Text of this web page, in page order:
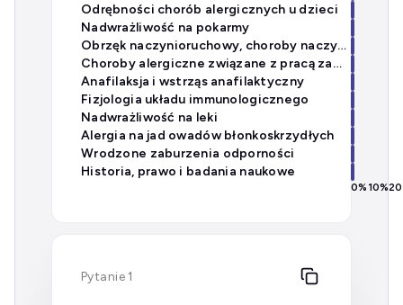
Odrębności chorób alergicznych u dzieci
Nadwrażliwość na pokarmy
Obrzęk naczynioruchowy, choroby naczyń i zespoły eozynofilowe
Choroby alergiczne związane z pracą zawodową
Anafilaksja i wstrząs anafilaktyczny
Fizjologia układu immunologicznego
Nadwrażliwość na leki
Alergia na jad owadów błonkoskrzydłych
Wrodzone zaburzenia odporności
Historia, prawo i badania naukowe
0% 10%20
Pytanie 1